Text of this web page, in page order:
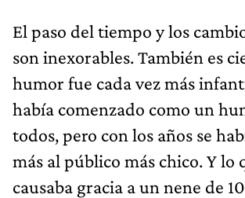
El paso del tiempo y los
son inexorables. También es
humor fue cada vez más
había comenzado como un
todos, pero con los años se
más al público más chico. Y lo
causaba gracia a un nene de